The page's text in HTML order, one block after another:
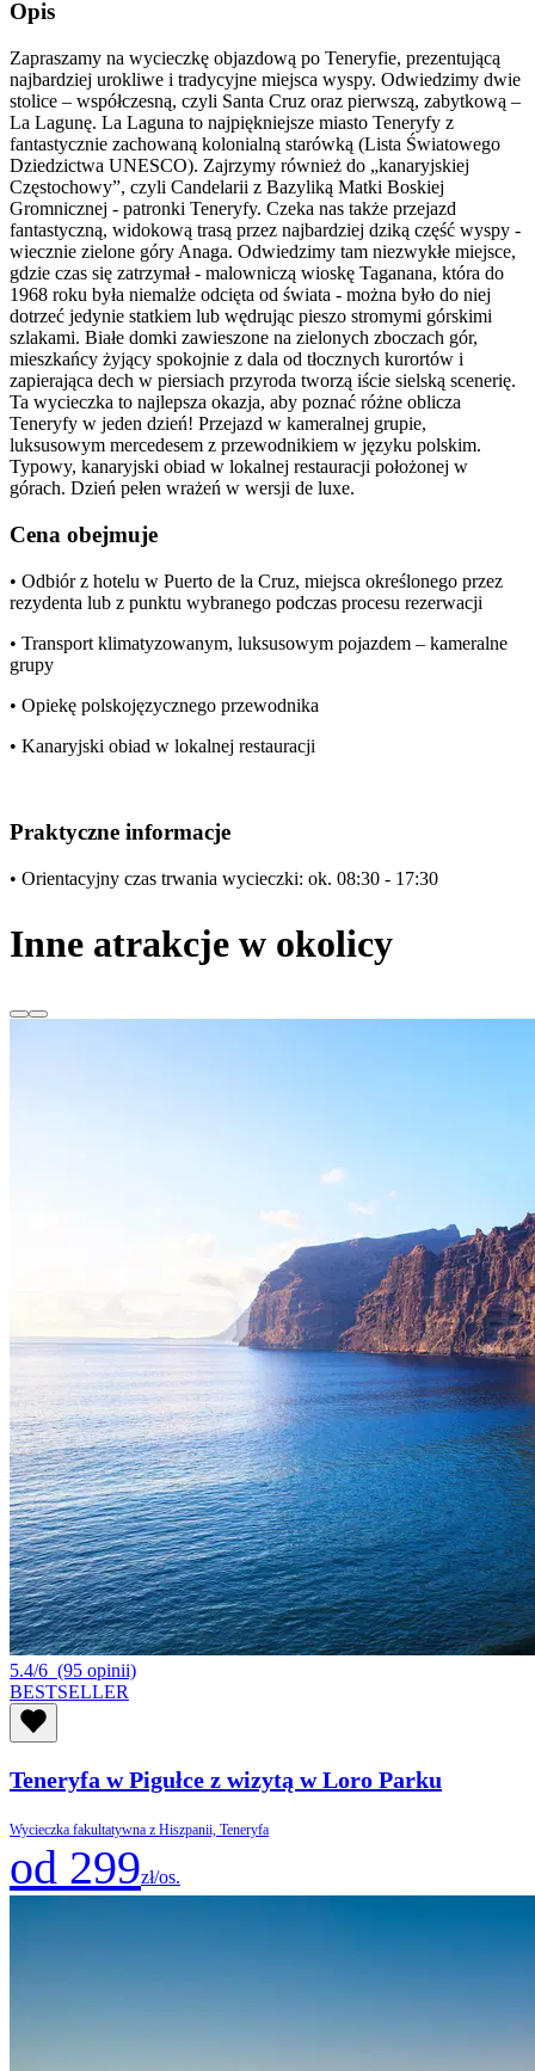
Opis
Zapraszamy na wycieczkę objazdową po Teneryfie, prezentującą
najbardziej urokliwe i tradycyjne miejsca wyspy. Odwiedzimy dwie
stolice – współczesną, czyli Santa Cruz oraz pierwszą, zabytkową –
La Lagunę. La Laguna to najpiękniejsze miasto Teneryfy z
fantastycznie zachowaną kolonialną starówką (Lista Światowego
Dziedzictwa UNESCO). Zajrzymy również do „kanaryjskiej
Częstochowy”, czyli Candelarii z Bazyliką Matki Boskiej
Gromnicznej - patronki Teneryfy. Czeka nas także przejazd
fantastyczną, widokową trasą przez najbardziej dziką część wyspy -
wiecznie zielone góry Anaga. Odwiedzimy tam niezwykłe miejsce,
gdzie czas się zatrzymał - malowniczą wioskę Taganana, która do
1968 roku była niemalże odcięta od świata - można było do niej
dotrzeć jedynie statkiem lub wędrując pieszo stromymi górskimi
szlakami. Białe domki zawieszone na zielonych zboczach gór,
mieszkańcy żyjący spokojnie z dala od tłocznych kurortów i
zapierająca dech w piersiach przyroda tworzą iście sielską scenerię.
Ta wycieczka to najlepsza okazja, aby poznać różne oblicza
Teneryfy w jeden dzień! Przejazd w kameralnej grupie,
luksusowym mercedesem z przewodnikiem w języku polskim.
Typowy, kanaryjski obiad w lokalnej restauracji położonej w
górach. Dzień pełen wrażeń w wersji de luxe.
Cena obejmuje
• Odbiór z hotelu w Puerto de la Cruz, miejsca określonego przez
rezydenta lub z punktu wybranego podczas procesu rezerwacji
• Transport klimatyzowanym, luksusowym pojazdem – kameralne
grupy
• Opiekę polskojęzycznego przewodnika
• Kanaryjski obiad w lokalnej restauracji
Praktyczne informacje
• Orientacyjny czas trwania wycieczki: ok. 08:30 - 17:30
Inne atrakcje w okolicy
5.4/6 (95 opinii)
BESTSELLER
Teneryfa w Pigułce z wizytą w Loro Parku
Wycieczka fakultatywna z Hiszpanii, Teneryfa
od 299zł/os.